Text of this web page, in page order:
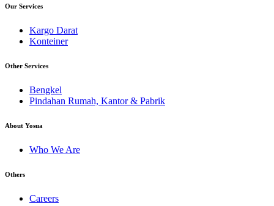
Our Services
Kargo Darat
Konteiner
Other Services
Bengkel
Pindahan Rumah, Kantor & Pabrik
About Yosua
Who We Are
Others
Careers